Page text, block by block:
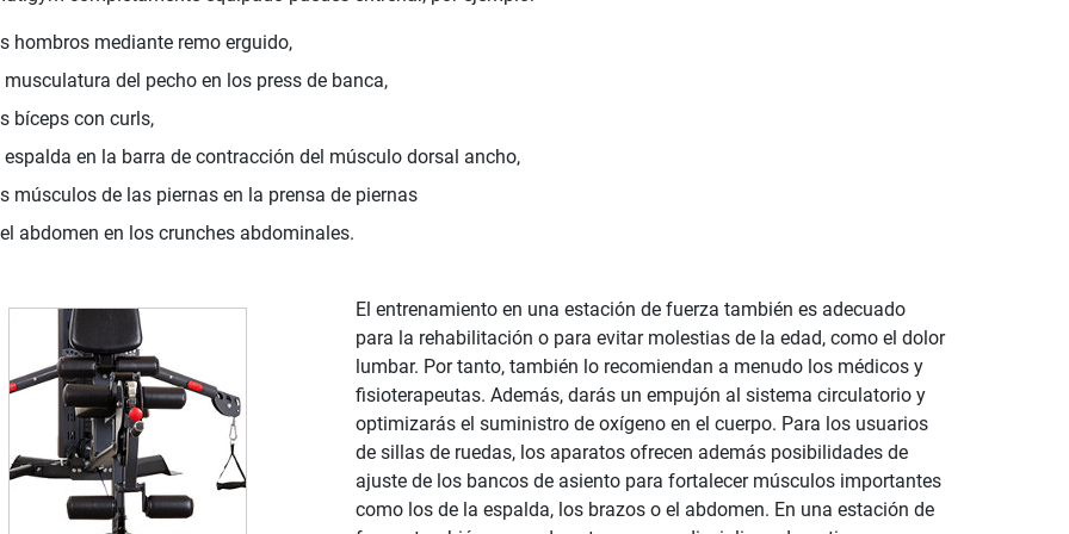
hombros mediante remo erguido,
musculatura del pecho en los press de banca,
bíceps con curls,
espalda en la barra de contracción del músculo dorsal ancho,
músculos de las piernas en la prensa de piernas
abdomen en los crunches abdominales.
El entrenamiento en una estación de fuerza también es adecuado
para la rehabilitación o para evitar molestias de la edad, como el dolor
lumbar. Por tanto, también lo recomiendan a menudo los médicos y
fisioterapeutas. Además, darás un empujón al sistema circulatorio y
optimizarás el suministro de oxígeno en el cuerpo. Para los usuarios
de sillas de ruedas, los aparatos ofrecen además posibilidades de
ajuste de los bancos de asiento para fortalecer músculos importantes
como los de la espalda, los brazos o el abdomen. En una estación de